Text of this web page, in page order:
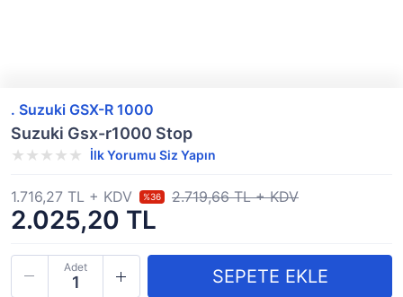
. Suzuki GSX-R 1000
Suzuki Gsx-r1000 Stop
İlk Yorumu Siz Yapın
2.025,20 TL
1.716,27 TL + KDV %36 2.719,66 TL + KDV
Adet